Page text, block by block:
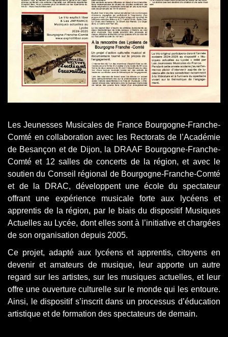
Les Jeunesses Musicales de France Bourgogne-Franche-
Comté en collaboration avec les Rectorats de l’Académie
de Besançon et de Dijon, la DRAAF Bourgogne-Franche-
Comté et 12 salles de concerts de la région, et avec le
soutien du Conseil régional de Bourgogne-Franche-Comté
et de la DRAC, développent une école du spectateur
offrant une expérience musicale forte aux lycéens et
apprentis de la région, par le biais du dispositif Musiques
Actuelles au Lycée, dont elles sont à l’initiative et chargées
de son organisation depuis 2005.
Ce projet, adapté aux lycéens et apprentis, citoyens en
devenir et amateurs de musique, leur apporte un autre
regard sur les artistes, sur les musiques actuelles, et leur
offre une ouverture culturelle sur le monde qui les entoure.
Ainsi, le dispositif s’inscrit dans un processus d’éducation
artistique et de formation des spectateurs de demain.